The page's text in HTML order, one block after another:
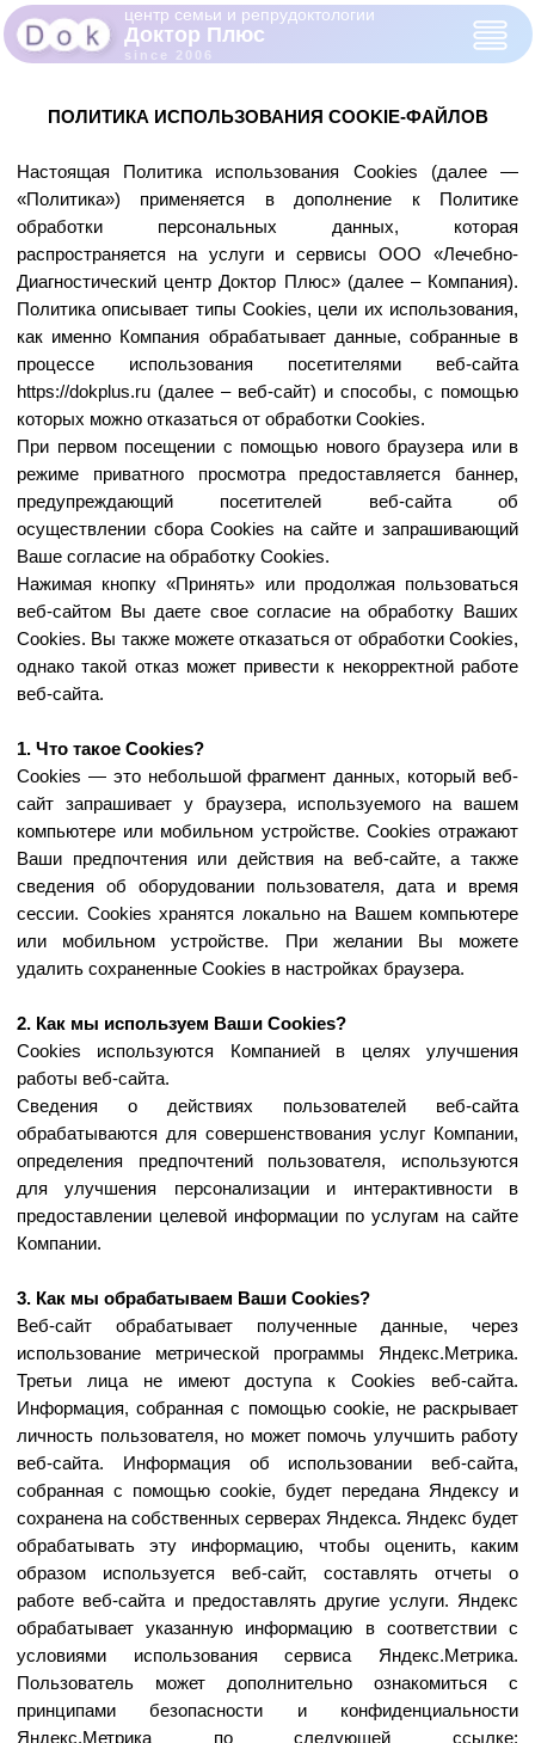
since 2006
Доктор Плюс
центр семьи и репрудоктологии
Настоящая Политика использования Сookies (далее —
обработки персональных данных, которая
распространяется на услуги и сервисы ООО «Лечебно-
Диагностический центр Доктор Плюс» (далее – Компания).
Политика описывает типы Сookies, цели их использования,
как именно Компания обрабатывает данные, собранные в
процессе использования посетителями веб-сайта
https://dokplus.ru (далее – веб-сайт) и способы, с помощью
которых можно отказаться от обработки Сookies.
При первом посещении с помощью нового браузера или в
режиме приватного просмотра предоставляется баннер,
предупреждающий посетителей веб-сайта об
осуществлении сбора Сookies на сайте и запрашивающий
Ваше согласие на обработку Сookies.
Нажимая кнопку «Принять» или продолжая пользоваться
веб-сайтом Вы даете свое согласие на обработку Ваших
Сookies. Вы также можете отказаться от обработки Сookies,
однако такой отказ может привести к некорректной работе
веб-сайта.
1. Что такое Cookies?
Сookies — это небольшой фрагмент данных, который веб-
сайт запрашивает у браузера, используемого на вашем
компьютере или мобильном устройстве. Cookies отражают
Ваши предпочтения или действия на веб-сайте, а также
сведения об оборудовании пользователя, дата и время
или мобильном устройстве. При желании Вы можете
удалить сохраненные Сookies в настройках браузера.
Сookies используются Компанией в целях улучшения
работы веб-сайта.
Сведения о действиях пользователей веб-сайта
обрабатываются для совершенствования услуг Компании,
определения предпочтений пользователя, используются
для улучшения персонализации и интерактивности в
предоставлении целевой информации по услугам на сайте
Компании.
3. Как мы обрабатываем Ваши Cookies?
Веб-сайт обрабатывает полученные данные, через
использование метрической программы Яндекс.Метрика.
личность пользователя, но может помочь улучшить работу
веб-сайта. Информация об использовании веб-сайта,
собранная с помощью cookie, будет передана Яндексу и
сохранена на собственных серверах Яндекса. Яндекс будет
обрабатывать эту информацию, чтобы оценить, каким
образом используется веб-сайт, составлять отчеты о
работе веб-сайта и предоставлять другие услуги. Яндекс
обрабатывает указанную информацию в соответствии с
условиями использования сервиса Яндекс.Метрика.
Пользователь может дополнительно ознакомиться с
принципами безопасности и конфиденциальности
Яндекс.Метрика по следующей ссылке:
4. Какие виды Сookies мы используем?
Существуют только во временной памяти в течение
времени, когда пользователь находится на странице веб-
сайта. Браузеры обычно удаляют сессионные Cookies
после того, как Вы закрываете окно веб-сайта. Сессионные
Cookies позволяют веб-сайту помнить информацию о
Вашем выборе на предыдущем сайте, чтобы избежать
необходимости повторного ввода информации.
Постоянные
Сookies, которые хранятся на Вашем компьютере и не
удаляются при закрытии браузера. Постоянные Сookies
могут сохранять пользовательские настройки для
определенного веб-сайта, позволяя использовать эти
предпочтения в будущих сеансах просмотра.
Такие Cookies позволяют идентифицировать Вас как
уникального пользователя веб-сайта, и при возвращении на
веб-сайт помогают вспомнить информацию о Вас и ранее
совершенных действиях.
Статистические